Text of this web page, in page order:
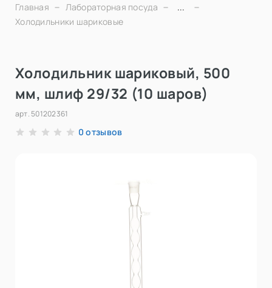
Главная Лабораторная посуда
...
Холодильники шариковые
Холодильник шариковый, 500
мм, шлиф 29/32 (10 шаров)
арт. 501202361
0 отзывов